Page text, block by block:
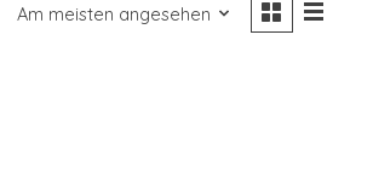
Am meisten angesehen